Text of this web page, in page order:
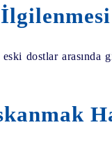
dostlar